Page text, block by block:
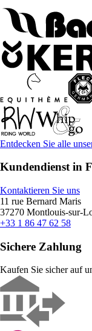
Entdecken Sie alle
Kundendienst in
Kontaktieren Sie uns
11 rue Bernard Maris
37270 Montlouis-sur-
+33 1 86 47 62 58
Sichere Zahlung
Kaufen Sie sicher auf